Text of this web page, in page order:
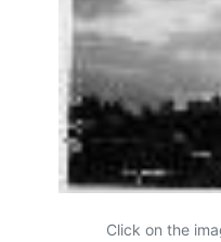
Click on the